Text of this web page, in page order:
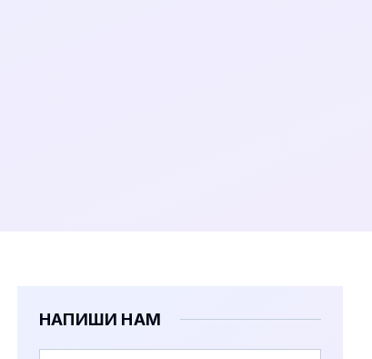
НАПИШИ НАМ